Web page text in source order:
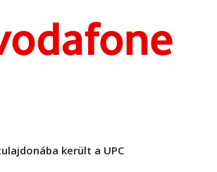
került a UPC